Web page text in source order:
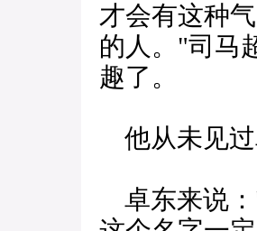
才会有这种
的人。"司马
趣了。
他从未见过
卓东来说：